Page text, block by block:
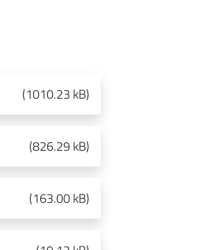
(1010.23 kB)
(826.29 kB)
(163.00 kB)